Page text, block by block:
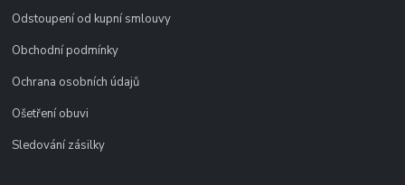
Odstoupení od kupní smlouvy
Obchodní podmínky
Ochrana osobních údajů
Ošetření obuvi
Sledování zásilky